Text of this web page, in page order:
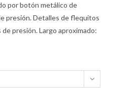
por botón metálico de
presión. Detalles de flequitos
presión. Largo aproximado: